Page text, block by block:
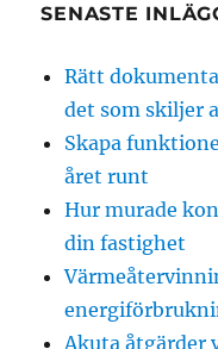
SENASTE
Rätt
det som skiljer
Skapa
året runt
Hur murade
din fastighet
Akuta åtgärder